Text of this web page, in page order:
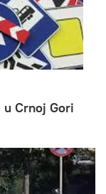
u Crnoj Gori